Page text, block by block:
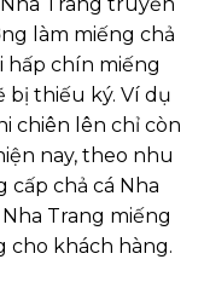
làm miếng chả
hấp chín miếng
bị thiếu ký. Ví dụ
chiên lên chỉ còn
nay, theo nhu
chả cá Nha
Trang miếng
cho khách hàng.